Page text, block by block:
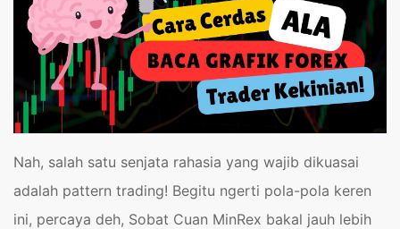
Nah, salah satu senjata rahasia yang wajib dikuasai
adalah pattern trading! Begitu ngerti pola-pola keren
ini, percaya deh, Sobat Cuan MinRex bakal jauh lebih